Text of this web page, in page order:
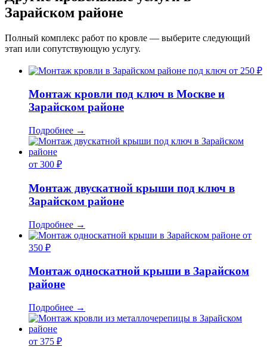
Зарайском районе
Полный комплекс работ по кровле — выберите следующий
этап или сопутствующую услугу.
от 250 ₽
Монтаж кровли под ключ в Москве и
Зарайском районе
Подробнее →
от 300 ₽
Монтаж двускатной крыши под ключ в
Зарайском районе
Подробнее →
от
350 ₽
Монтаж односкатной крыши в Зарайском
районе
Подробнее →
от 375 ₽